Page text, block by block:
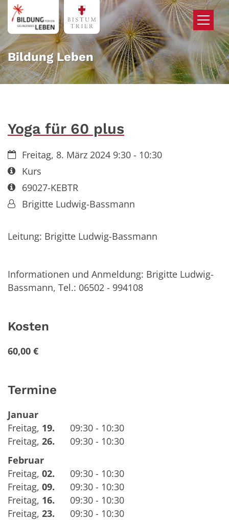
Zum Inhalt springen
Bildung Leben
Yoga für 60 plus
Datum:Freitag, 8. März 2024 9:30 - 10:30
Art bzw. Nummer:
Kurs
Art bzw. Nummer:
69027-KEBTR
Von:Brigitte Ludwig-Bassmann
Leitung: Brigitte Ludwig-Bassmann
Informationen und Anmeldung: Brigitte Ludwig-
Bassmann, Tel.: 06502 - 994108
Kosten
60,00 €
Termine
Januar
Freitag, 19.
09:30 - 10:30
Freitag, 26.
09:30 - 10:30
Februar
Freitag, 02.
09:30 - 10:30
Freitag, 09.
09:30 - 10:30
Freitag, 16.
09:30 - 10:30
Freitag, 23.
09:30 - 10:30